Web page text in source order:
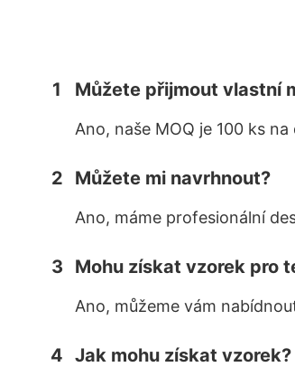
1 Můžete přijmout vlastní
Ano, naše MOQ je 100 ks
2 Můžete mi navrhnout?
Ano, máme profesionální
3 Mohu získat vzorek pro
Ano, můžeme vám
4 Jak mohu získat vzorek?